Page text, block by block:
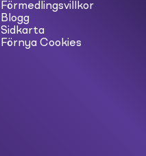
Förmedlingsvillkor
Blogg
Sidkarta
Förnya Cookies